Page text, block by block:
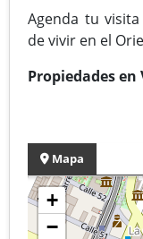
Agenda tu
de vivir en el
Propiedades en
Mapa
+
−